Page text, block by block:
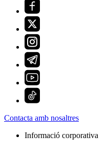
Contacta amb nosaltres
Informació corporativa